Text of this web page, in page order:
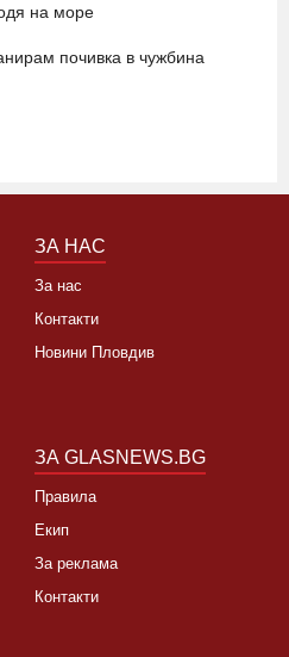
на море
почивка в чужбина
ЗА НАС
За нас
Контакти
Новини Пловдив
ЗА GLASNEWS.BG
Правила
Екип
За реклама
Контакти